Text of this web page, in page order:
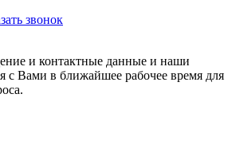
звонок
и контактные данные и наши
с Вами в ближайшее рабочее время для